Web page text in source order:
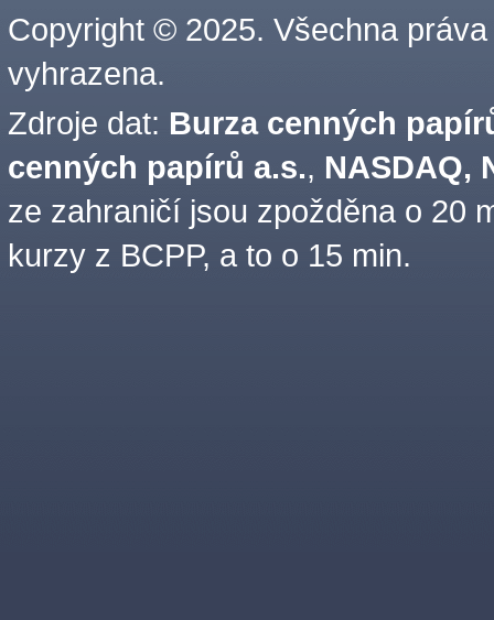
Copyright © 2025. Všechna práva
vyhrazena.
Zdroje dat: Burza cenných
cenných papírů a.s., NASDAQ,
ze zahraničí jsou zpožděna o 20
kurzy z BCPP, a to o 15 min.